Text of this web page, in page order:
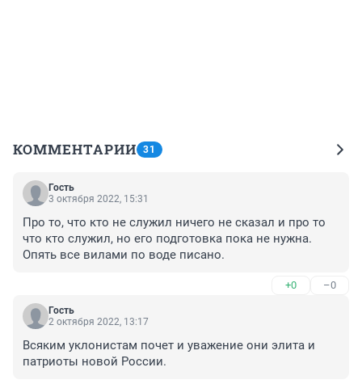
КОММЕНТАРИИ 31
Гость
3 октября 2022, 15:31
Про то, что кто не служил ничего не сказал и про то
что кто служил, но его подготовка пока не нужна.
Опять все вилами по воде писано.
+0 –0
Гость
2 октября 2022, 13:17
Всяким уклонистам почет и уважение они элита и
патриоты новой России.